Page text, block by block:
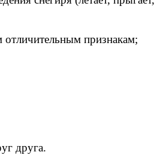
признакам;
друга.